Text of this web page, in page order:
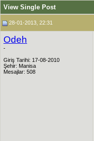
View Single Post
28-01-2013, 22:31
Odeh
-
Giriş Tarihi: 17-08-2010
Şehir: Manisa
Mesajlar: 508